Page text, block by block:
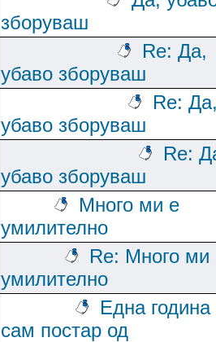
зборуваш
Re: Да,
убаво зборуваш
Re:
убаво зборуваш
Re:
убаво зборуваш
Много ми е
умилително
Re: Много ми
умилително
Една година
сам постар од